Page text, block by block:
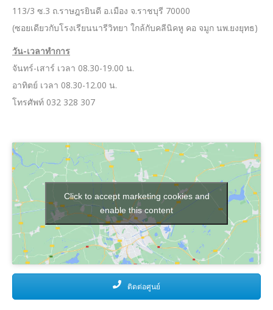
113/3 ซ.3 ถ.ราษฎรยินดี อ.เมือง จ.ราชบุรี 70000
(ซอยเดียวกับโรงเรียนนารีวิทยา ใกล้กับคลีนิคหู คอ จมูก นพ.ยงยุทธ)
วัน-เวลาทำการ
จันทร์-เสาร์ เวลา 08.30-19.00 น.
อาทิตย์ เวลา 08.30-12.00 น.
โทรศัพท์ 032 328 307
Click to accept marketing cookies and
enable this content
ติดต่อศูนย์